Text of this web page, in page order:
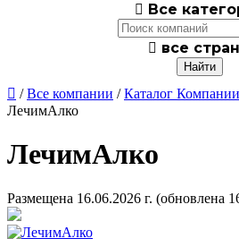
 Все
 все
 /Все компании /Каталог Компании
ЛечимАлко
ЛечимАлко
Размещена 16.06.2026 г. (обновлена